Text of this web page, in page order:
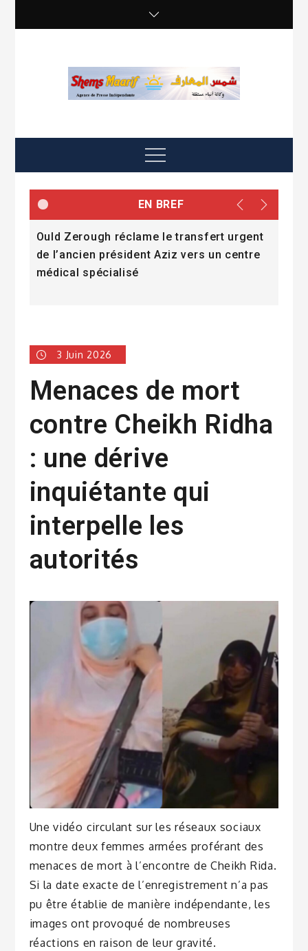
Menu
EN BREF
Ould Zerough réclame le transfert urgent
de l’ancien président Aziz vers un centre
médical spécialisé
3 Juin 2026
Menaces de mort
contre Cheikh Ridha
: une dérive
inquiétante qui
interpelle les
autorités
Une vidéo circulant sur les réseaux sociaux
montre deux femmes armées proférant des
menaces de mort à l’encontre de Cheikh Rida.
Si la date exacte de l’enregistrement n’a pas
pu être établie de manière indépendante, les
images ont provoqué de nombreuses
réactions en raison de leur gravité.